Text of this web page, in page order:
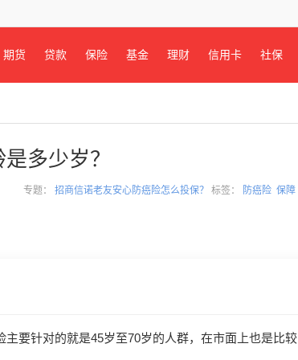
期货 贷款 保险 基金 理财 信用卡 社保
多少岁？
标签： 防癌险 保障
专题： 招商信诺老友安心防癌险怎么投保？
要针对的就是45岁至70岁的人群，在市面上也是比较